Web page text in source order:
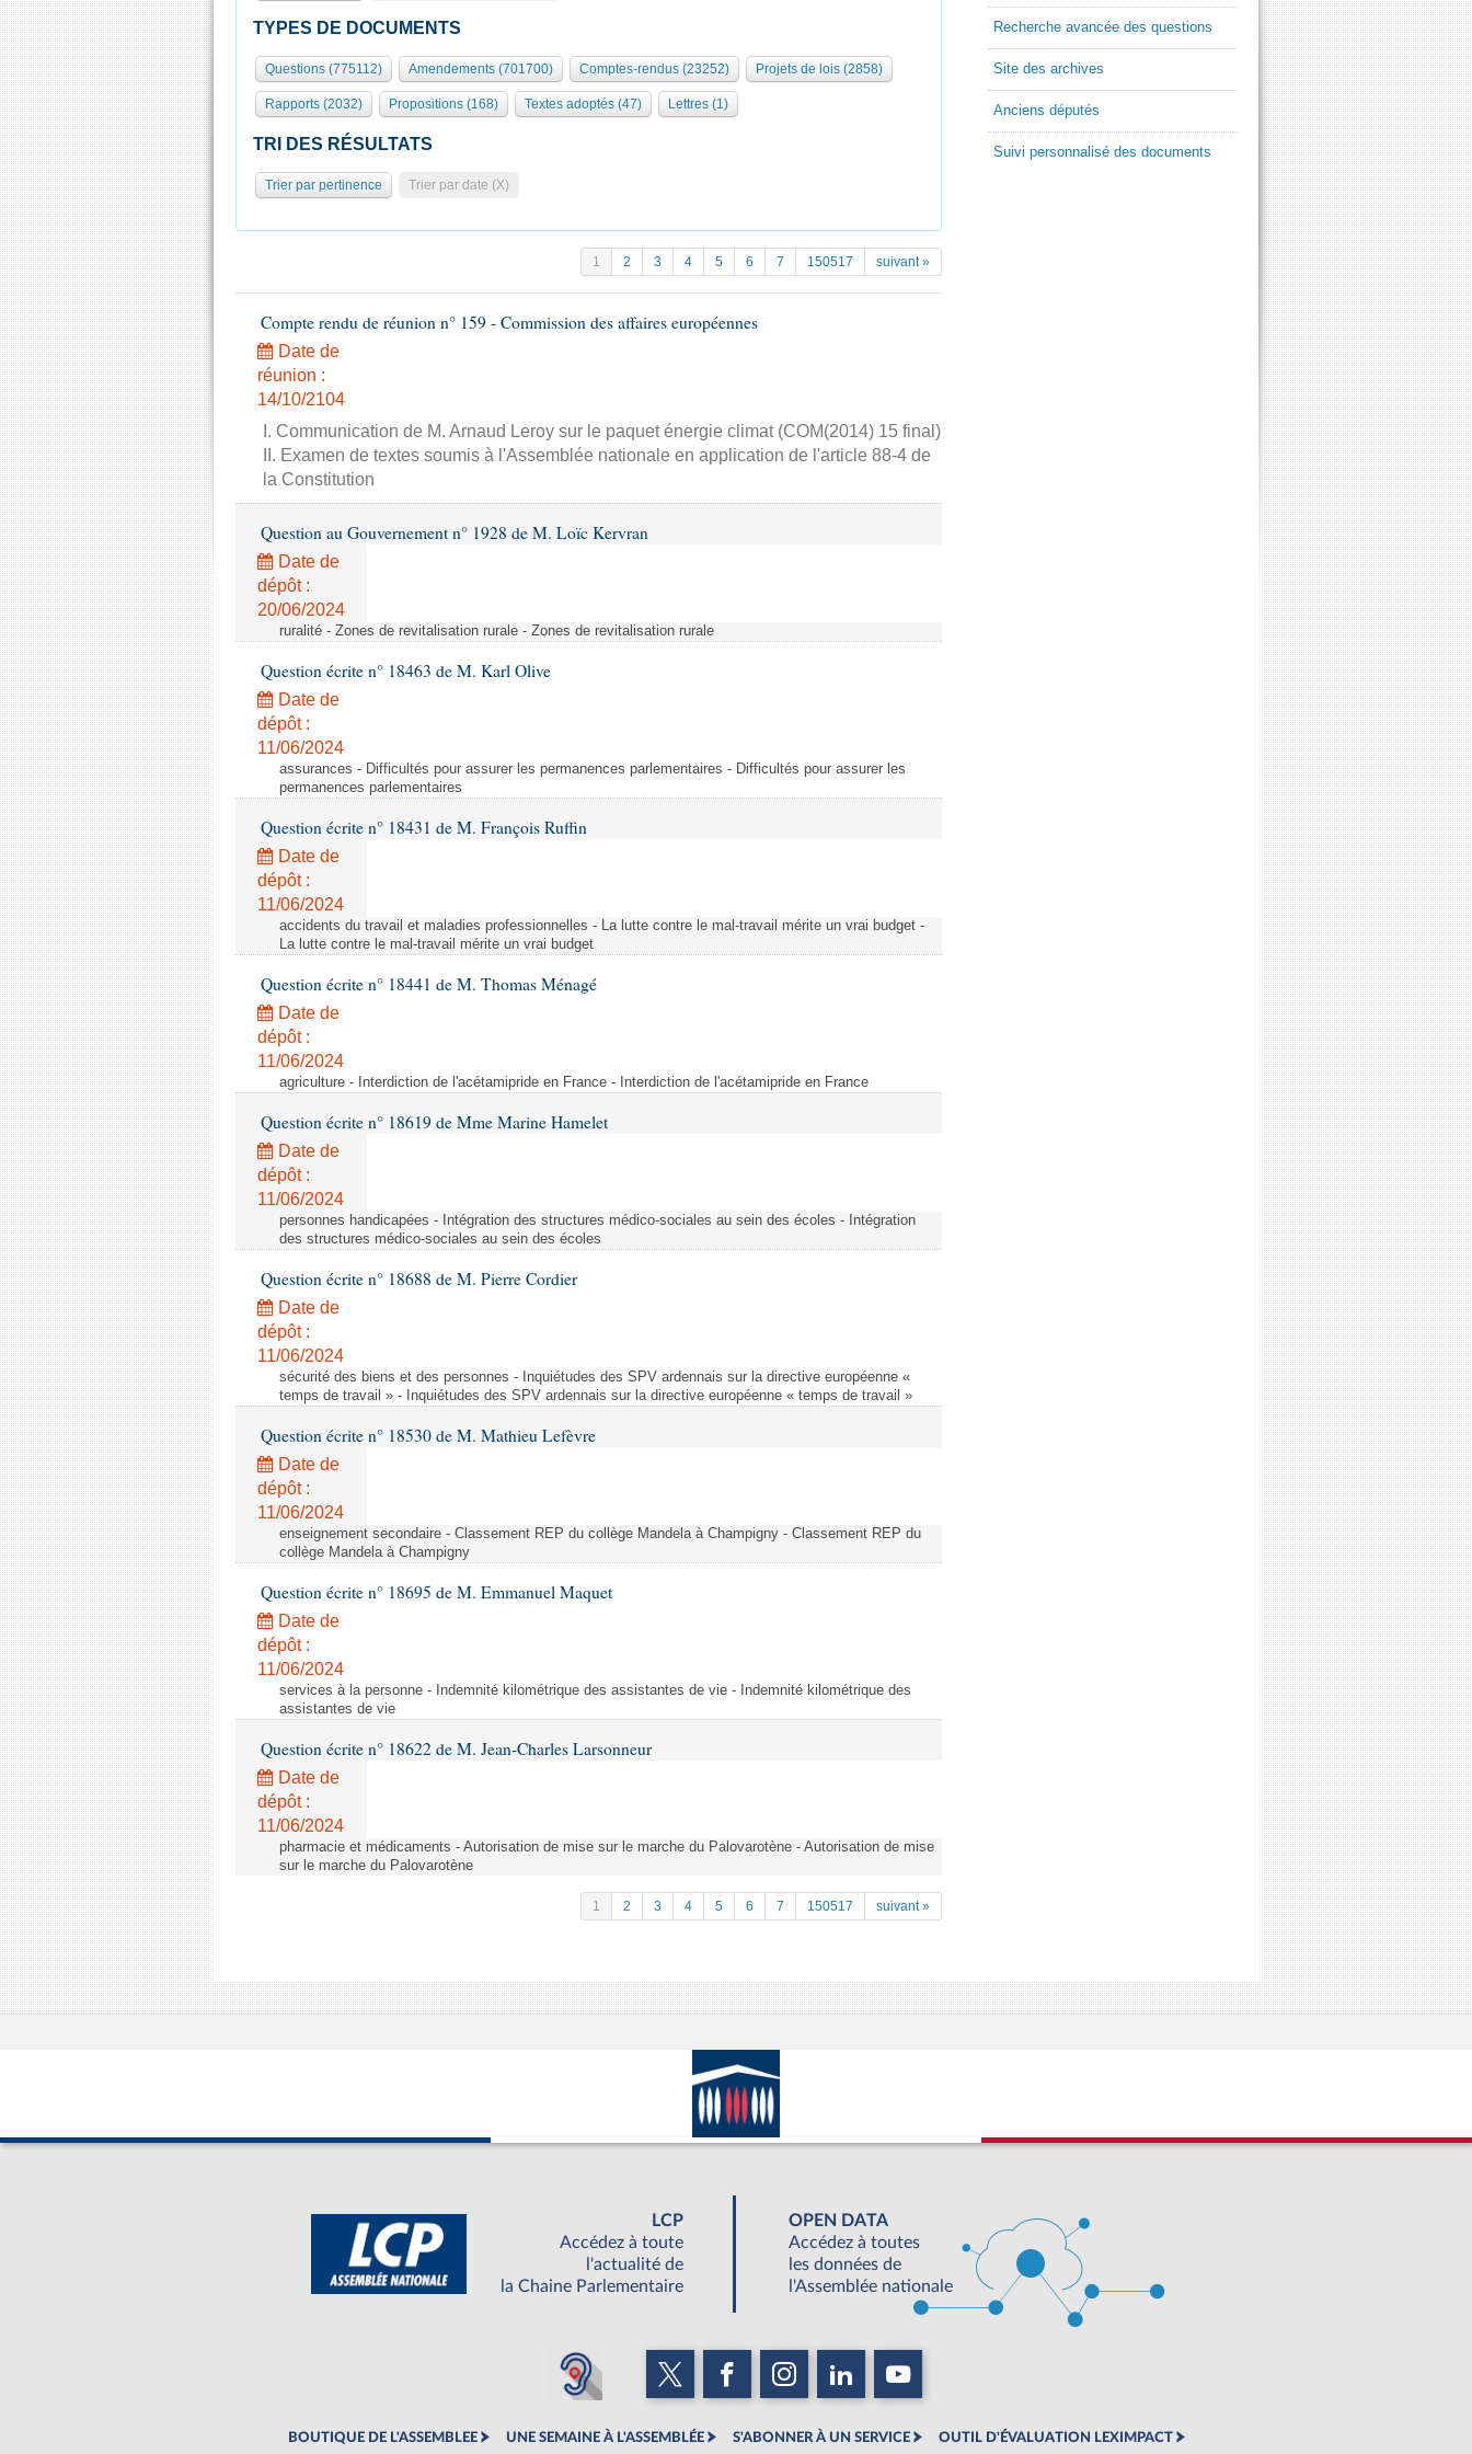
TYPES DE DOCUMENTS
Questions (775112) Amendements (701700) Comptes-rendus (23252) Projets de lois (2858)
Rapports (2032) Propositions (168) Textes adoptés (47) Lettres (1)
TRI DES RÉSULTATS
Trier par pertinence Trier par date (X)
1 2 3 4 5 6 7 150517 suivant »
Compte rendu de réunion n° 159 - Commission des affaires européennes
Date de
réunion :
14/10/2104
I. Communication de M. Arnaud Leroy sur le paquet énergie climat (COM(2014) 15 final)
II. Examen de textes soumis à l'Assemblée nationale en application de l'article 88-4 de
la Constitution
Question au Gouvernement n° 1928 de M. Loïc Kervran
Date de
dépôt :
20/06/2024
ruralité - Zones de revitalisation rurale - Zones de revitalisation rurale
Question écrite n° 18463 de M. Karl Olive
Date de
dépôt :
11/06/2024
assurances - Difficultés pour assurer les permanences parlementaires - Difficultés pour assurer les
permanences parlementaires
Question écrite n° 18431 de M. François Ruffin
Date de
dépôt :
11/06/2024
accidents du travail et maladies professionnelles - La lutte contre le mal-travail mérite un vrai budget -
La lutte contre le mal-travail mérite un vrai budget
Question écrite n° 18441 de M. Thomas Ménagé
Date de
dépôt :
11/06/2024
agriculture - Interdiction de l'acétamipride en France - Interdiction de l'acétamipride en France
Question écrite n° 18619 de Mme Marine Hamelet
Date de
dépôt :
11/06/2024
personnes handicapées - Intégration des structures médico-sociales au sein des écoles - Intégration
des structures médico-sociales au sein des écoles
Question écrite n° 18688 de M. Pierre Cordier
Date de
dépôt :
11/06/2024
sécurité des biens et des personnes - Inquiétudes des SPV ardennais sur la directive européenne «
temps de travail » - Inquiétudes des SPV ardennais sur la directive européenne « temps de travail »
Question écrite n° 18530 de M. Mathieu Lefèvre
Date de
dépôt :
11/06/2024
enseignement secondaire - Classement REP du collège Mandela à Champigny - Classement REP du
collège Mandela à Champigny
Question écrite n° 18695 de M. Emmanuel Maquet
Date de
dépôt :
11/06/2024
services à la personne - Indemnité kilométrique des assistantes de vie - Indemnité kilométrique des
assistantes de vie
Question écrite n° 18622 de M. Jean-Charles Larsonneur
Date de
dépôt :
11/06/2024
pharmacie et médicaments - Autorisation de mise sur le marche du Palovarotène - Autorisation de mise
sur le marche du Palovarotène
1 2 3 4 5 6 7 150517 suivant »
Recherche avancée des questions
Site des archives
Anciens députés
Suivi personnalisé des documents
LCP
Accédez à toute
l'actualité de
la Chaine Parlementaire
OPEN DATA
Accédez à toutes
les données de
l'Assemblée nationale
BOUTIQUE DE L'ASSEMBLEE UNE SEMAINE À L'ASSEMBLÉE S'ABONNER À UN SERVICE OUTIL D'ÉVALUATION LEXIMPACT